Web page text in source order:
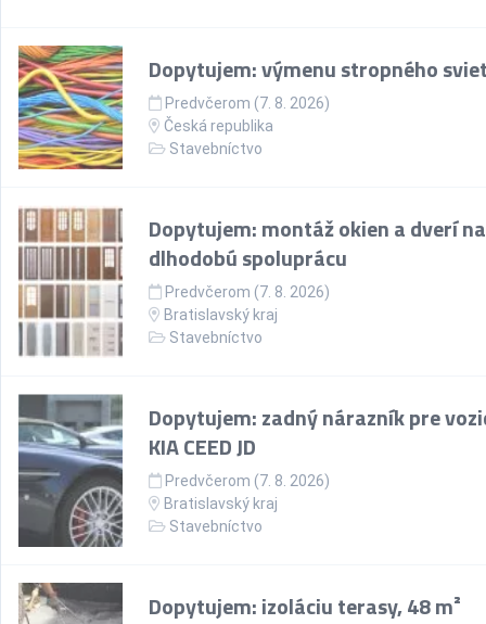
Dopytujem: výmenu stropného
Predvčerom (7. 8. 2026)
Česká republika
Stavebníctvo
Dopytujem: montáž okien a dverí na
dlhodobú spoluprácu
Predvčerom (7. 8. 2026)
Bratislavský kraj
Stavebníctvo
Dopytujem: zadný nárazník pre
KIA CEED JD
Predvčerom (7. 8. 2026)
Bratislavský kraj
Stavebníctvo
Dopytujem: izoláciu terasy, 48 m²